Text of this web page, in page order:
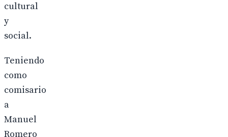
cultural
y
social.
Teniendo
como
comisario
a
Manuel
Romero